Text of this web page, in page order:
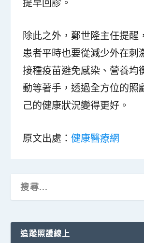
提早回診。
除此之外，鄭世隆主任提醒
患者平時也要從減少外在刺
接種疫苗避免感染、營養均
動等著手，透過全方位的照
己的健康狀況變得更好。
原文出處：健康醫療網
追蹤照護線上